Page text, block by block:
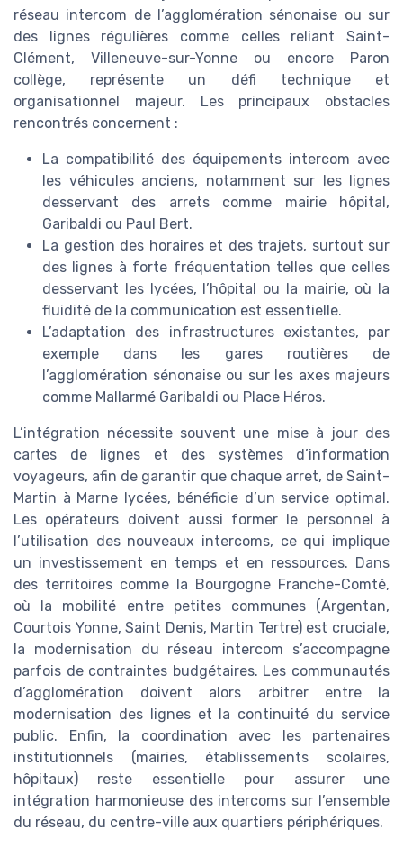
réseau intercom de l’agglomération sénonaise ou sur
des lignes régulières comme celles reliant Saint-
Clément, Villeneuve-sur-Yonne ou encore Paron
collège, représente un défi technique et
organisationnel majeur. Les principaux obstacles
rencontrés concernent :
La compatibilité des équipements intercom avec
les véhicules anciens, notamment sur les lignes
desservant des arrets comme mairie hôpital,
Garibaldi ou Paul Bert.
La gestion des horaires et des trajets, surtout sur
des lignes à forte fréquentation telles que celles
desservant les lycées, l’hôpital ou la mairie, où la
fluidité de la communication est essentielle.
L’adaptation des infrastructures existantes, par
exemple dans les gares routières de
l’agglomération sénonaise ou sur les axes majeurs
comme Mallarmé Garibaldi ou Place Héros.
L’intégration nécessite souvent une mise à jour des
cartes de lignes et des systèmes d’information
voyageurs, afin de garantir que chaque arret, de Saint-
Martin à Marne lycées, bénéficie d’un service optimal.
Les opérateurs doivent aussi former le personnel à
l’utilisation des nouveaux intercoms, ce qui implique
un investissement en temps et en ressources. Dans
des territoires comme la Bourgogne Franche-Comté,
où la mobilité entre petites communes (Argentan,
Courtois Yonne, Saint Denis, Martin Tertre) est cruciale,
la modernisation du réseau intercom s’accompagne
parfois de contraintes budgétaires. Les communautés
d’agglomération doivent alors arbitrer entre la
modernisation des lignes et la continuité du service
public. Enfin, la coordination avec les partenaires
institutionnels (mairies, établissements scolaires,
hôpitaux) reste essentielle pour assurer une
intégration harmonieuse des intercoms sur l’ensemble
du réseau, du centre-ville aux quartiers périphériques.